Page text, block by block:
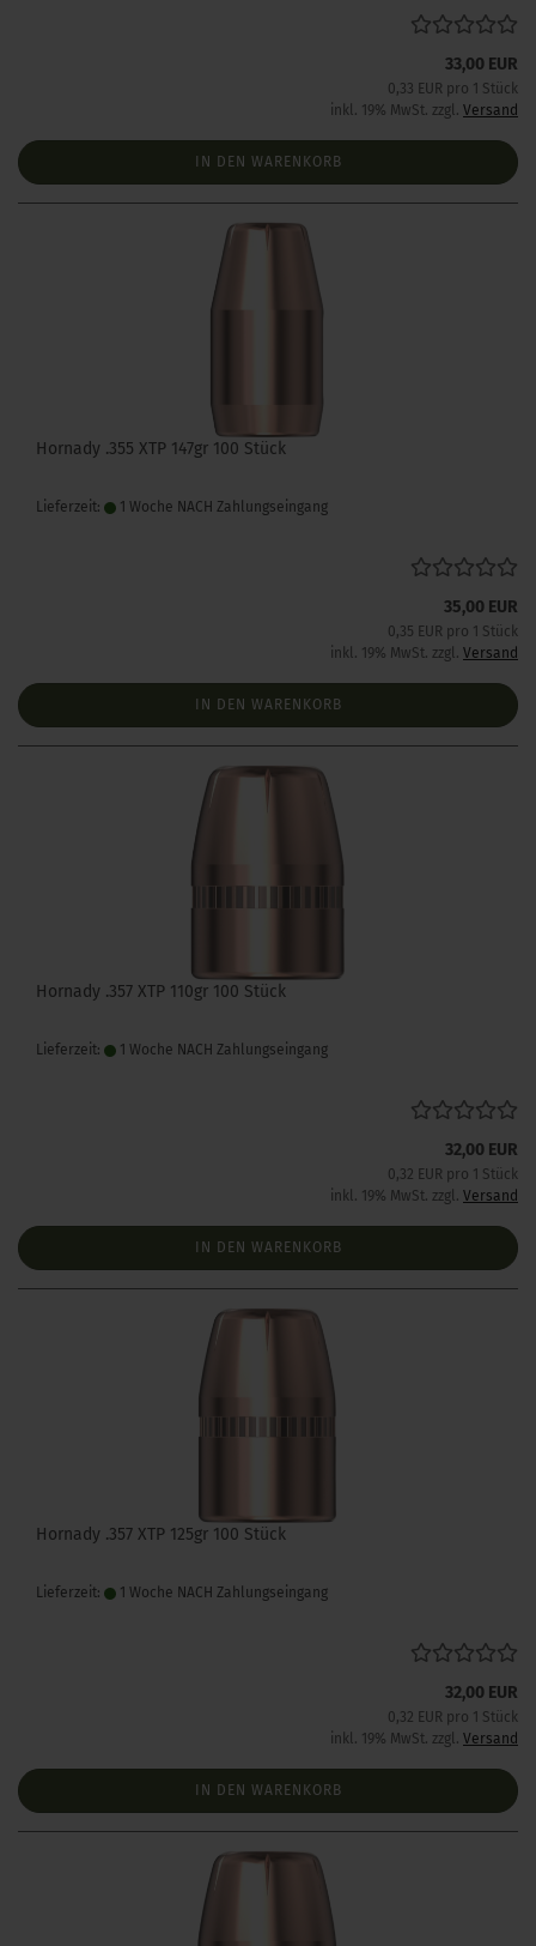
33,00 EUR
0,33 EUR pro 1 Stück
inkl. 19% MwSt. zzgl. Versand
IN DEN WARENKORB
Hornady .355 XTP 147gr 100 Stück
Lieferzeit: 1 Woche NACH Zahlungseingang
35,00 EUR
0,35 EUR pro 1 Stück
inkl. 19% MwSt. zzgl. Versand
IN DEN WARENKORB
Hornady .357 XTP 110gr 100 Stück
Lieferzeit: 1 Woche NACH Zahlungseingang
32,00 EUR
0,32 EUR pro 1 Stück
inkl. 19% MwSt. zzgl. Versand
IN DEN WARENKORB
Hornady .357 XTP 125gr 100 Stück
Lieferzeit: 1 Woche NACH Zahlungseingang
32,00 EUR
0,32 EUR pro 1 Stück
inkl. 19% MwSt. zzgl. Versand
IN DEN WARENKORB